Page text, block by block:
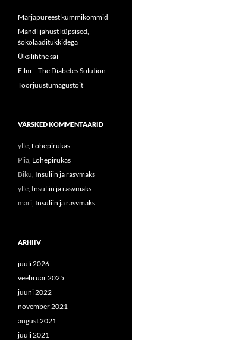
Marjapüreest kummikommid
Mandlijahust küpsised,
šokolaaditükkidega
Üks lihtne sai
Film – The Diabetes Solution
Toorjuustumagustoit
VÄRSKED KOMMENTAARID
ylle, Lõhepirukas
Piia, Lõhepirukas
Biku, Insuliin ja rasvmaks
ylle, Insuliin ja rasvmaks
mari, Insuliin ja rasvmaks
ARHIIV
juuli 2026
veebruar 2025
juuni 2022
november 2021
august 2021
juuli 2021